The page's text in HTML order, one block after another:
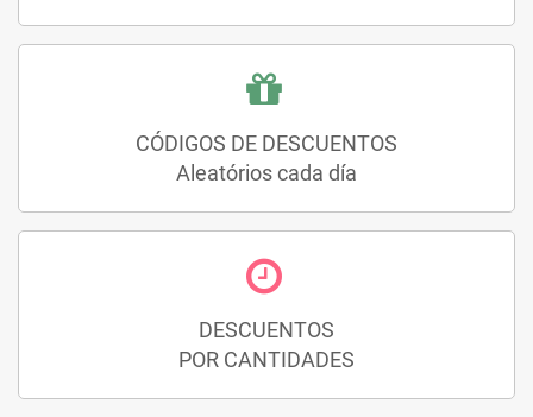
CÓDIGOS DE DESCUENTOS
Aleatórios cada día
DESCUENTOS
POR CANTIDADES